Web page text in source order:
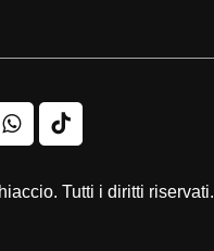
Tutti i diritti riservati.